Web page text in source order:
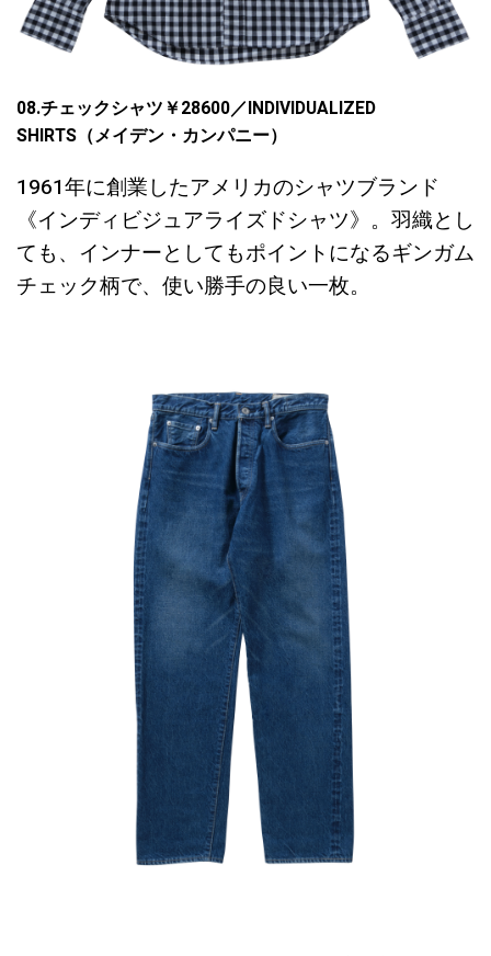
08.チェックシャツ￥28600／INDIVIDUALIZED
SHIRTS（メイデン・カンパニー）
1961年に創業したアメリカのシャツブランド
《インディビジュアライズドシャツ》。羽織とし
ても、インナーとしてもポイントになるギンガム
チェック柄で、使い勝手の良い一枚。